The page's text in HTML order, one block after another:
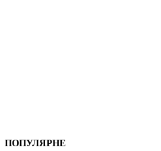
ПОПУЛЯРНЕ